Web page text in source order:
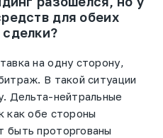
для обеих
на одну сторону,
В такой ситуации
Дельта-нейтральные
как обе стороны
быть проторгованы